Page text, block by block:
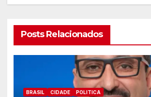
Posts Relacionados
BRASIL CIDADE POLITICA